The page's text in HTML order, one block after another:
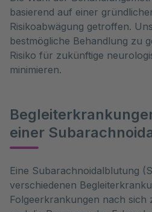
basierend auf einer
Risikoabwägung getroffen.
bestmögliche Behandlung zu
Risiko für zukünftige
minimieren.
einer
Eine Subarachnoidalblutung
verschiedenen
Folgeerkrankungen nach sich